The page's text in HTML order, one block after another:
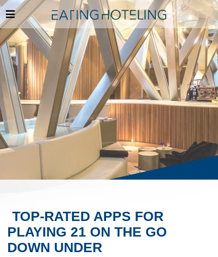
TOP-RATED APPS FOR
PLAYING 21 ON THE GO
DOWN UNDER